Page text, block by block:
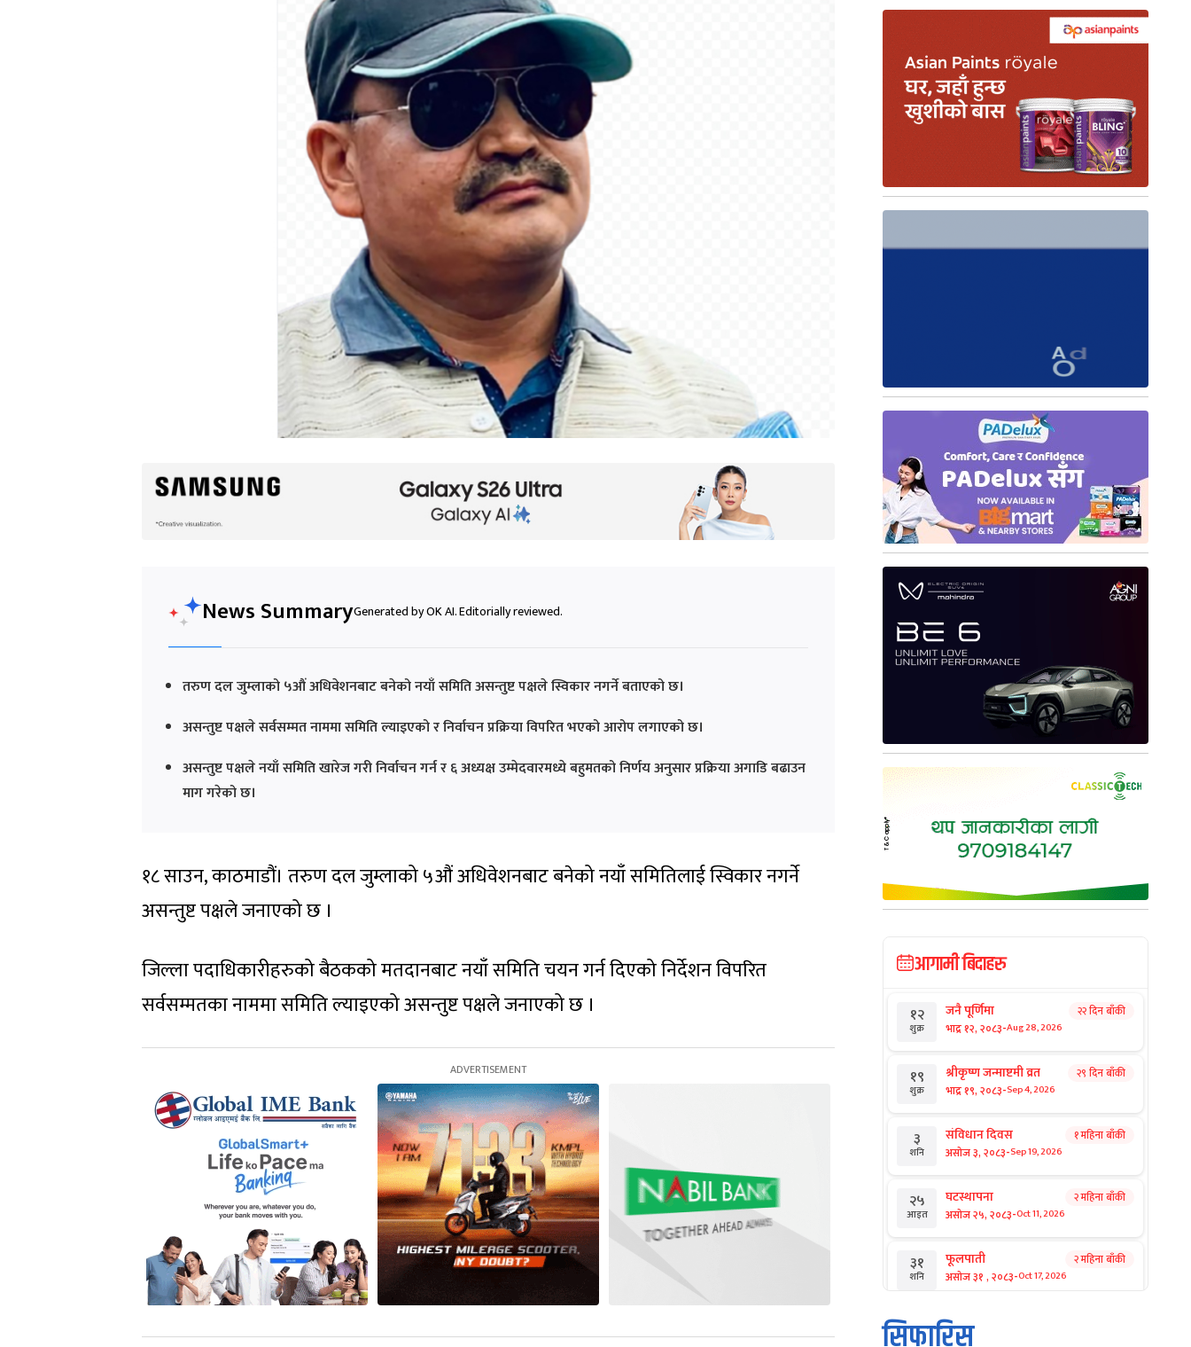
News SummaryGenerated by OK AI. Editorially reviewed.
तरुण दल जुम्लाको ५औं अधिवेशनबाट बनेको नयाँ समिति असन्तुष्ट पक्षले स्विकार नगर्ने बताएको छ।
असन्तुष्ट पक्षले सर्वसम्मत नाममा समिति ल्याइएको र निर्वाचन प्रक्रिया विपरित भएको आरोप लगाएको छ।
असन्तुष्ट पक्षले नयाँ समिति खारेज गरी निर्वाचन गर्न र ६ अध्यक्ष उम्मेदवारमध्ये बहुमतको निर्णय अनुसार प्रक्रिया अगाडि बढाउन
माग गरेको छ।
१८ साउन, काठमाडौं। तरुण दल जुम्लाको ५औं अधिवेशनबाट बनेको नयाँ समितिलाई स्विकार नगर्ने
असन्तुष्ट पक्षले जनाएको छ ।
जिल्ला पदाधिकारीहरुको बैठकको मतदानबाट नयाँ समिति चयन गर्न दिएको निर्देशन विपरित
सर्वसम्मतका नाममा समिति ल्याइएको असन्तुष्ट पक्षले जनाएको छ ।
आगामी बिदाहरु
१२
शुक्र
जनै पूर्णिमा
भाद्र १२, २०८३-Aug 28, 2026
२२ दिन बाँकी
१९
शुक्र
श्रीकृष्ण जन्माष्टमी व्रत
भाद्र १९, २०८३-Sep 4, 2026
२९ दिन बाँकी
३
शनि
संविधान दिवस
असोज ३, २०८३-Sep 19, 2026
१ महिना बाँकी
२५
आइत
घटस्थापना
असोज २५, २०८३-Oct 11, 2026
२ महिना बाँकी
३१
शनि
फूलपाती
असोज ३१ , २०८३-Oct 17, 2026
२ महिना बाँकी
१
आइत
कार्तिक सङ्क्रान्ति
कार्तिक १, २०८३
सिफारिस